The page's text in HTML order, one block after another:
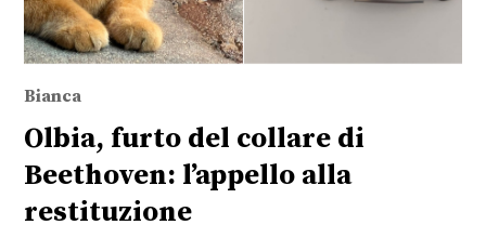
Bianca
Olbia, furto del collare di
Beethoven: l’appello alla
restituzione